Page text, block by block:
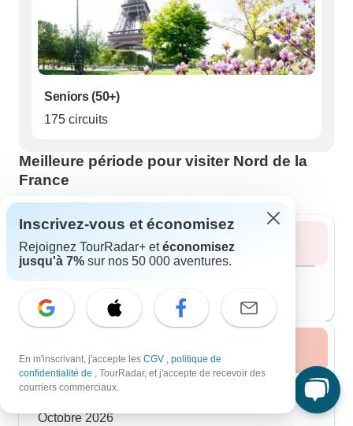
Seniors (50+)
175 circuits
Meilleure période pour visiter Nord de la
France
Été 2026
Septembre 2026
Octobre 2026
Inscrivez-vous et économisez
Rejoignez TourRadar+ etéconomisez
jusqu'à 7% sur nos 50 000 aventures.
En m'inscrivant, j'accepte les CGV , politique de
confidentialité de , TourRadar, et j'accepte de recevoir des
courriers commerciaux.